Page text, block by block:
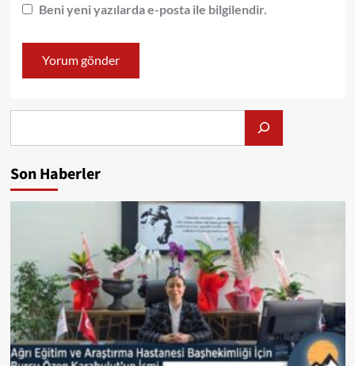
Beni yeni yazılarda e-posta ile bilgilendir.
Son Haberler